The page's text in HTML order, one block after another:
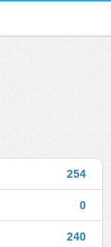
254
0
240